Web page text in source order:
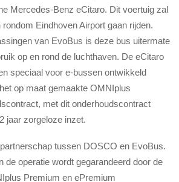
Mercedes-Benz eCitaro. Dit voertuig zal
Eindhoven Airport gaan rijden.
van EvoBus is deze bus uitermate
op en rond de luchthaven. De eCitaro
speciaal voor e-bussen ontwikkeld
op maat gemaakte OMNIplus
met dit onderhoudscontract
jaar zorgeloze inzet.
tussen DOSCO en EvoBus.
de operatie wordt gegarandeerd door de
Premium en ePremium